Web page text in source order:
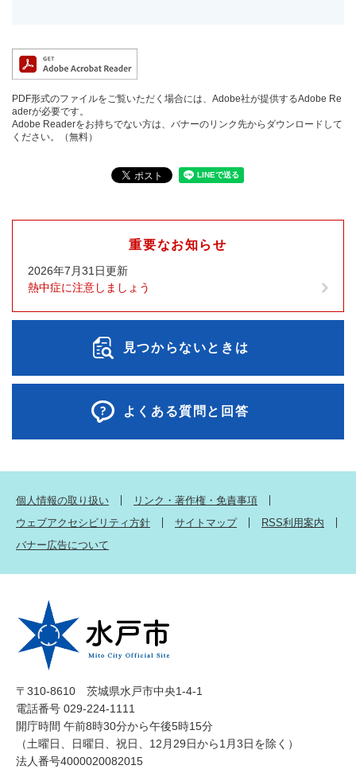
PDF形式のファイルをご覧いただく場合には、Adobe社が提供するAdobe Re
aderが必要です。
Adobe Readerをお持ちでない方は、バナーのリンク先からダウンロードして
ください。（無料）
重要なお知らせ
2026年7月31日更新
熱中症に注意しましょう
見つからないときは
よくある質問と回答
個人情報の取り扱い
リンク・著作権・免責事項
ウェブアクセシビリティ方針
サイトマップ
RSS利用案内
バナー広告について
〒310-8610 茨城県水戸市中央1-4-1
電話番号 029-224-1111
開庁時間 午前8時30分から午後5時15分
（土曜日、日曜日、祝日、12月29日から1月3日を除く）
法人番号4000020082015